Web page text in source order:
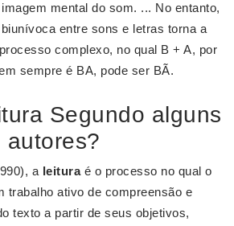
mental do som. ... No entanto,
entre sons e letras torna a
complexo, no qual B + A, por
sempre é BA, pode ser BÃ.
Segundo alguns
autores?
a leituraé o processo no qual o
trabalho ativo de compreensão e
texto a partir de seus objetivos,